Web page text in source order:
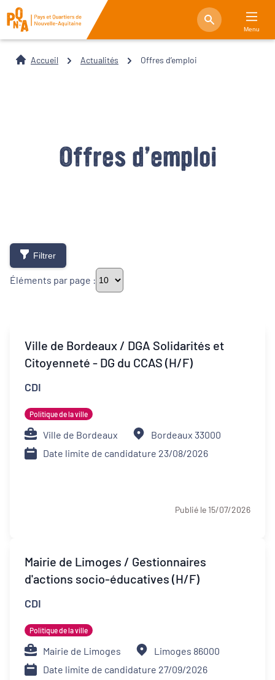
Menu
Accueil Actualités Offres d’emploi
Offres d’emploi
Filtrer
Éléments par page :
Démarches alimentaires de territoire
Inclusion numérique
Politique de la ville
Date de publication
Stage
Ville de Bordeaux / DGA Solidarités et
Citoyenneté - DG du CCAS (H/F)
CDI
Politique de la ville
Ville de Bordeaux
Bordeaux 33000
Date limite de candidature 23/08/2026
Publié le 15/07/2026
Mairie de Limoges / Gestionnaires
d'actions socio-éducatives (H/F)
CDI
Politique de la ville
Mairie de Limoges
Limoges 86000
Date limite de candidature 27/09/2026